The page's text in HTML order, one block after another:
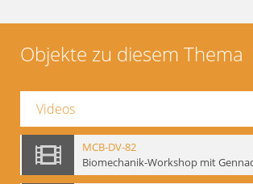
Objekte zu diesem Thema
Videos
MCB-DV-82